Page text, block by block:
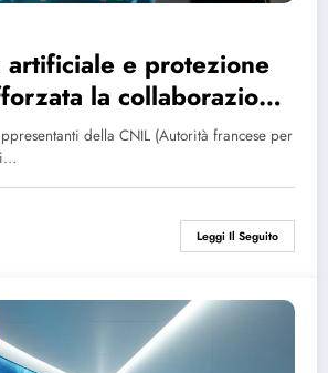
artificiale e protezione
la collaborazione
garante della
della CNIL (Autorità francese per
Leggi Il Seguito